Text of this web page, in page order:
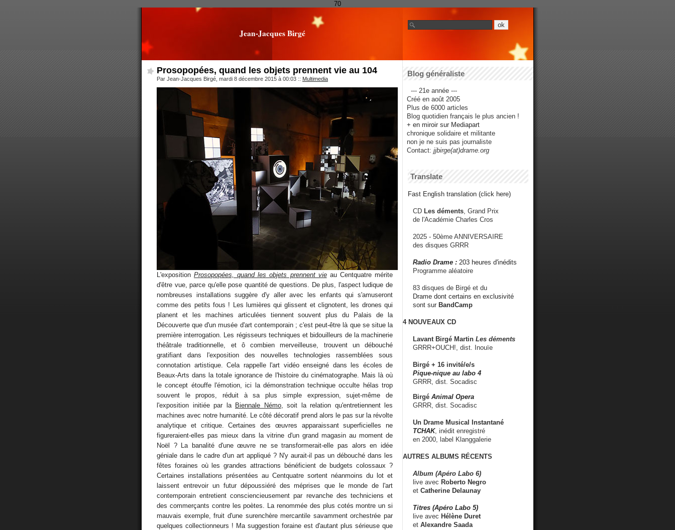
70
Jean-Jacques Birgé
Prosopopées, quand les objets prennent vie au 104
Par Jean-Jacques Birgé, mardi 8 décembre 2015 à 00:03 :: Multimedia
L'expositionProsopopées, quand les objets prennent vieau Centquatre mérite
d'être vue, parce qu'elle pose quantité de questions. De plus, l'aspect ludique de
nombreuses installations suggère d'y aller avec les enfants qui s'amuseront
comme des petits fous ! Les lumières qui glissent et clignotent, les drones qui
planent et les machines articulées tiennent souvent plus du Palais de la
Découverte que d'un musée d'art contemporain ; c'est peut-être là que se situe la
première interrogation. Les régisseurs techniques et bidouilleurs de la machinerie
théâtrale traditionnelle, et ô combien merveilleuse, trouvent un débouché
gratifiant dans l'exposition des nouvelles technologies rassemblées sous
connotation artistique. Cela rappelle l'art vidéo enseigné dans les écoles de
Beaux-Arts dans la totale ignorance de l'histoire du cinématographe. Mais là où
le concept étouffe l'émotion, ici la démonstration technique occulte hélas trop
souvent le propos, réduit à sa plus simple expression, sujet-même de
l'exposition initiée par la Biennale Némo, soit la relation qu'entretiennent les
machines avec notre humanité. Le côté décoratif prend alors le pas sur la révolte
analytique et critique. Certaines des œuvres apparaissant superficielles ne
figureraient-elles pas mieux dans la vitrine d'un grand magasin au moment de
Noël ? La banalité d'une œuvre ne se transformerait-elle pas alors en idée
géniale dans le cadre d'un art appliqué ? N'y aurait-il pas un débouché dans les
fêtes foraines où les grandes attractions bénéficient de budgets colossaux ?
Certaines installations présentées au Centquatre sortent néanmoins du lot et
laissent entrevoir un futur dépoussiéré des méprises que le monde de l'art
contemporain entretient consciencieusement par revanche des techniciens et
des commerçants contre les poètes. La renommée des plus cotés montre un si
mauvais exemple, fruit d'une surenchère mercantile savamment orchestrée par
quelques collectionneurs ! Ma suggestion foraine est d'autant plus sérieuse que
Blog généraliste
--- 21e année ---
Créé en août 2005
Plus de 6000 articles
Blog quotidien français le plus ancien !
+ en miroir sur Mediapart
chronique solidaire et militante
non je ne suis pas journaliste
Contact: jjbirge(at)drame.org
Translate
Fast English translation (click here)
CD Les déments , Grand Prix
de l'Académie Charles Cros
2025 - 50ème ANNIVERSAIRE
des disques GRRR
Radio Drame : 203 heures d'inédits
Programme aléatoire
83 disques de Birgé et du
Drame dont certains en exclusivité
sont sur BandCamp
4 NOUVEAUX CD
Lavant Birgé Martin Les déments
GRRR+OUCH!, dist. Inouïe
Birgé + 16 invité/e/s
Pique-nique au labo 4
GRRR, dist. Socadisc
Birgé Animal Opera
GRRR, dist. Socadisc
Un Drame Musical Instantané
TCHAK, inédit enregistré
en 2000, label Klanggalerie
AUTRES ALBUMS RÉCENTS
Album (Apéro Labo 6)
live avec Roberto Negro
et Catherine Delaunay
Titres (Apéro Labo 5)
live avec Hélène Duret
et Alexandre Saada